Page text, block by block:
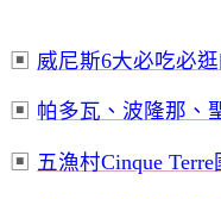
▣ 威尼斯6大必吃必
▣ 帕多瓦、波隆那、
▣ 五漁村Cinque Terre